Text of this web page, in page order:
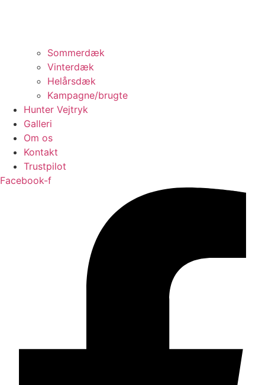
Sommerdæk
Vinterdæk
Helårsdæk
Kampagne/brugte
Hunter Vejtryk
Galleri
Om os
Kontakt
Trustpilot
Facebook-f